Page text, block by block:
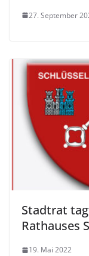
27. September
Stadtrat
Rathauses
19. Mai 2022